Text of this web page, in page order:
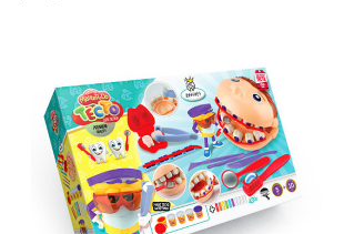
Имя пользователя (логин)
Запомнить меня